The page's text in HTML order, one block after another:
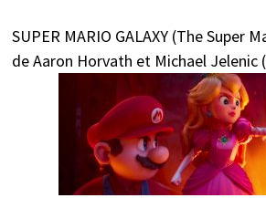
SUPER MARIO GALAXY (The Super
de Aaron Horvath et Michael Jelenic